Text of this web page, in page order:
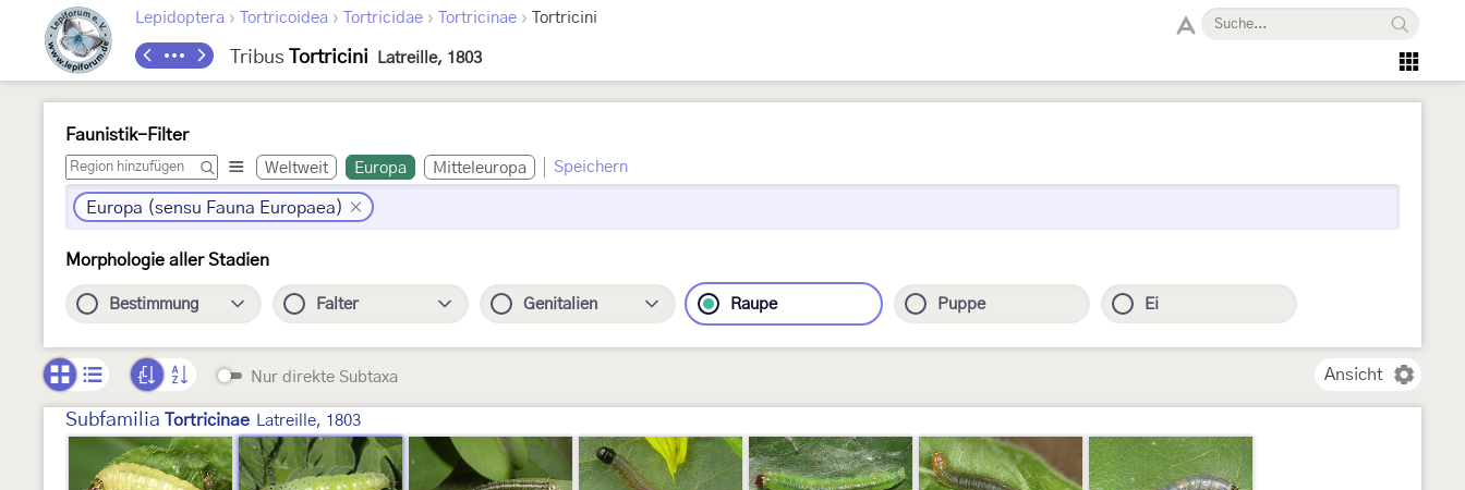
Lepidoptera › Tortricoidea › Tortricidae › Tortricinae › Tortricini
Tribus Tortricini Latreille, 1803
Faunistik-Filter
Weltweit Europa Mitteleuropa Speichern
Europa (sensu Fauna Europaea)
Morphologie aller Stadien
Bestimmung Falter Genitalien Raupe Puppe Ei
Nur direkte Subtaxa Ansicht
Subfamilia Tortricinae Latreille, 1803